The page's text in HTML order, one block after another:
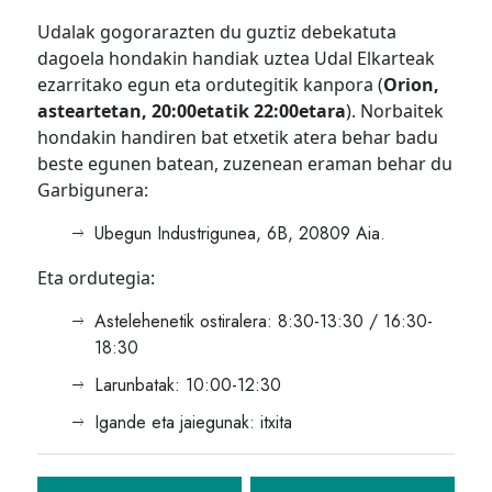
Udalak gogorarazten du guztiz debekatuta
dagoela hondakin handiak uztea Udal Elkarteak
ezarritako egun eta ordutegitik kanpora (Orion,
asteartetan, 20:00etatik 22:00etara). Norbaitek
hondakin handiren bat etxetik atera behar badu
beste egunen batean, zuzenean eraman behar du
Garbigunera:
Ubegun Industrigunea, 6B, 20809 Aia.
Eta ordutegia:
Astelehenetik ostiralera: 8:30-13:30 / 16:30-
18:30
Larunbatak: 10:00-12:30
Igande eta jaiegunak: itxita
Bidalketetan